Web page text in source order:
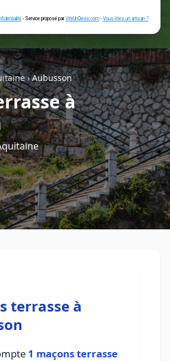
moi automatiquement !
Retour à la liste des métiers
CGU Confidentialité - Service proposé parViteUnDevis.com-Vous
›Aubusson
à
terrasse à
1 maçons terrasse